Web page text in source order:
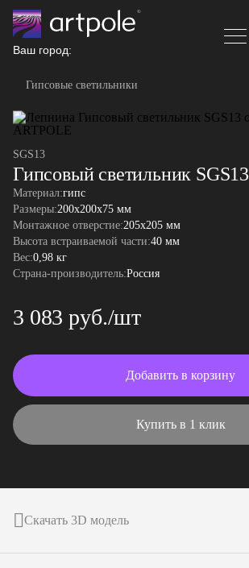
Ваш город:
Гипсовые светильники
SGS13
Гипсовый светильник SGS13
Материал:гипс
Размеры:200x200x75 мм
Монтажное отверстие:205x205 мм
Высота встраиваемой части:40 мм
Вес:0,98 кг
Страна-производитель:Россия
3 083 руб./шт
Добавить в корзину
Купить в 1 клик
Скачать 3D модель